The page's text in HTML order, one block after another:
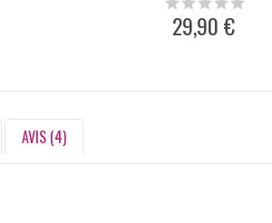
29,90 €
AVIS (4)